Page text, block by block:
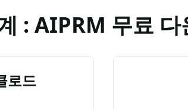
: AIPRM 무료 다
로드